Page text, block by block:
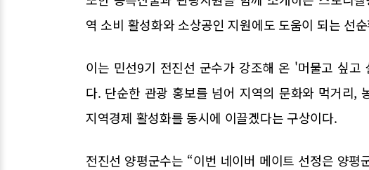
역 소비 활성화와 소상공인 지원에도 도움이 되는 선
이는 민선9기 전진선 군수가 강조해 온 '머물고 싶
다. 단순한 관광 홍보를 넘어 지역의 문화와 먹거리,
지역경제 활성화를 동시에 이끌겠다는 구상이다.
전진선 양평군수는 “이번 네이버 메이트 선정은 양